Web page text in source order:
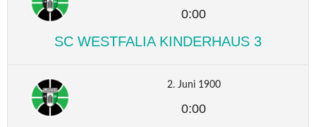
0:00
SC WESTFALIA KINDERHAUS 3
2. Juni 1900
0:00